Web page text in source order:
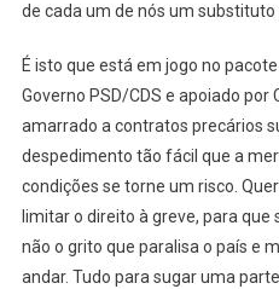
de cada um de nós um
É isto que está em jogo no
Governo PSD/CDS e apoiado por
amarrado a contratos precários
despedimento tão fácil que a
condições se torne um risco.
limitar o direito à greve, para
não o grito que paralisa o país e
andar. Tudo para sugar uma